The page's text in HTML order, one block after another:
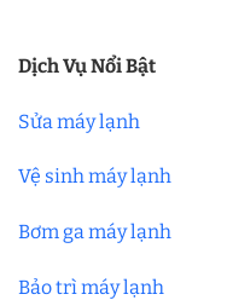
Dịch Vụ Nổi Bật
Sửa máy lạnh
Vệ sinh máy lạnh
Bơm ga máy lạnh
Bảo trì máy lạnh